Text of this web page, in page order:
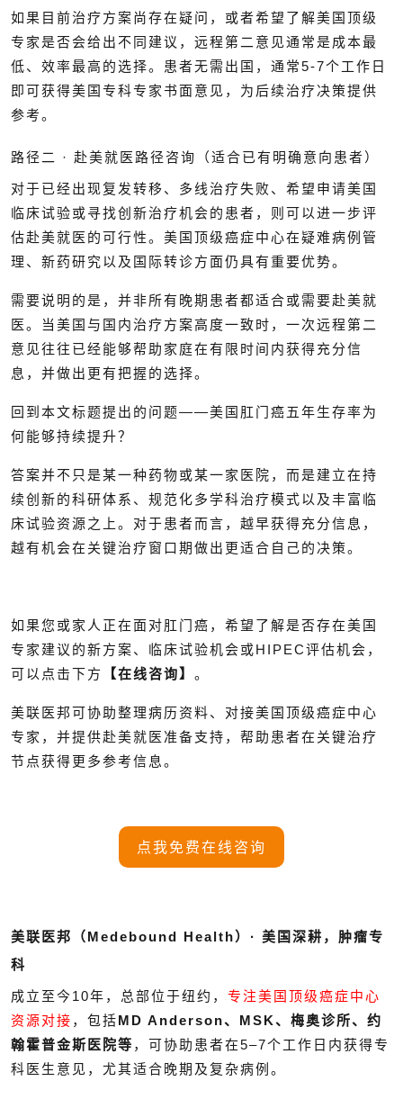
如果目前治疗方案尚存在疑问，或者希望了解美国顶级
专家是否会给出不同建议，远程第二意见通常是成本最
低、效率最高的选择。患者无需出国，通常5-7个工作日
即可获得美国专科专家书面意见，为后续治疗决策提供
参考。
路径二 · 赴美就医路径咨询（适合已有明确意向患者）
对于已经出现复发转移、多线治疗失败、希望申请美国
临床试验或寻找创新治疗机会的患者，则可以进一步评
估赴美就医的可行性。美国顶级癌症中心在疑难病例管
理、新药研究以及国际转诊方面仍具有重要优势。
需要说明的是，并非所有晚期患者都适合或需要赴美就
医。当美国与国内治疗方案高度一致时，一次远程第二
意见往往已经能够帮助家庭在有限时间内获得充分信
息，并做出更有把握的选择。
回到本文标题提出的问题——美国肛门癌五年生存率为
何能够持续提升？
答案并不只是某一种药物或某一家医院，而是建立在持
续创新的科研体系、规范化多学科治疗模式以及丰富临
床试验资源之上。对于患者而言，越早获得充分信息，
越有机会在关键治疗窗口期做出更适合自己的决策。
如果您或家人正在面对肛门癌，希望了解是否存在美国
专家建议的新方案、临床试验机会或HIPEC评估机会，
可以点击下方
【在线咨询】 。
美联医邦可协助整理病历资料、对接美国顶级癌症中心
专家，并提供赴美就医准备支持，帮助患者在关键治疗
节点获得更多参考信息。
点我免费在线咨询
美联医邦（Medebound Health）· 美国深耕，肿瘤专
科
成立至今10年，总部位于纽约， 专注美国顶级癌症中心
资源对接 ，包括MD Anderson、MSK、梅奥诊所、约
翰霍普金斯医院等 ，可协助患者在5–7个工作日内获得专
科医生意见，尤其适合晚期及复杂病例。